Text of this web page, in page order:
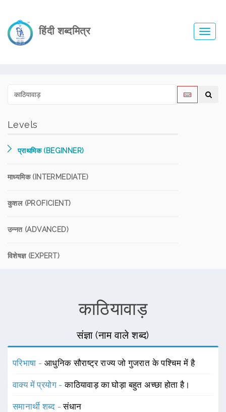
हिंदी शब्दमित्र
Levels
प्राथमिक (BEGINNER)
माध्यमिक (INTERMEDIATE)
कुशल (PROFICIENT)
उन्नत (ADVANCED)
विशेषज्ञ (EXPERT)
काठियावाड़
संज्ञा (नाम वाले शब्द)
परिभाषा - आधुनिक सौराष्ट्र राज्य जो गुजरात के पश्चिम में है
वाक्य में प्रयोग -काठियावाड़ का घोड़ा बहुत अच्छा होता है।
समानार्थी शब्द -संधान